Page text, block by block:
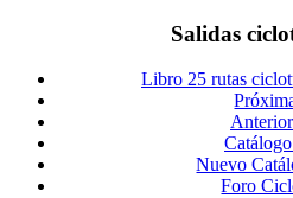
Salidas
Libro 25 rutas
Nuevo
Foro